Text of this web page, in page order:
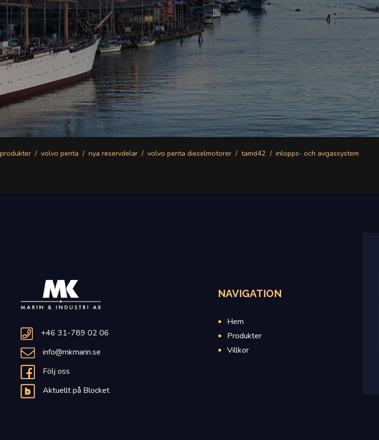
produkter volvo penta nya reservdelar volvo penta dieselmotorer tamd42 inlopps- och avgassystem
+46 31-789 02 06
info@mkmarin.se
Följ oss
Aktuellt på Blocket
NAVIGATION
Hem
Produkter
Villkor